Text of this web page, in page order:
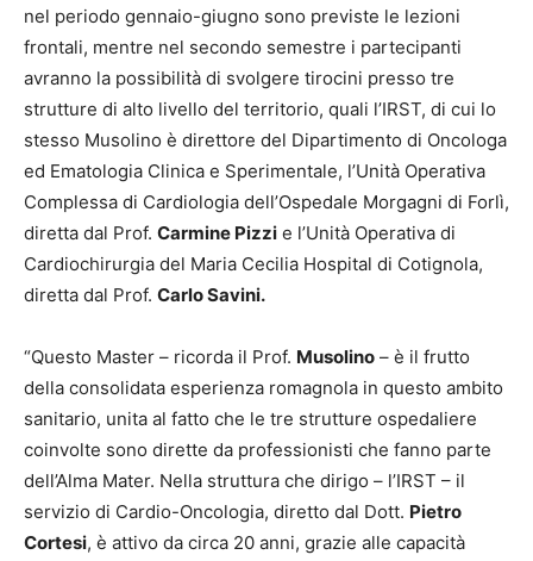
nel periodo gennaio-giugno sono previste le lezioni
frontali, mentre nel secondo semestre i partecipanti
avranno la possibilità di svolgere tirocini presso tre
strutture di alto livello del territorio, quali l’IRST, di cui lo
stesso Musolino è direttore del Dipartimento di Oncologa
ed Ematologia Clinica e Sperimentale, l’Unità Operativa
Complessa di Cardiologia dell’Ospedale Morgagni di Forlì,
diretta dal Prof. Carmine Pizzi e l’Unità Operativa di
Cardiochirurgia del Maria Cecilia Hospital di Cotignola,
diretta dal Prof. Carlo Savini.
“Questo Master – ricorda il Prof. Musolino – è il frutto
della consolidata esperienza romagnola in questo ambito
sanitario, unita al fatto che le tre strutture ospedaliere
coinvolte sono dirette da professionisti che fanno parte
dell’Alma Mater. Nella struttura che dirigo – l’IRST – il
servizio di Cardio-Oncologia, diretto dal Dott. Pietro
Cortesi, è attivo da circa 20 anni, grazie alle capacità